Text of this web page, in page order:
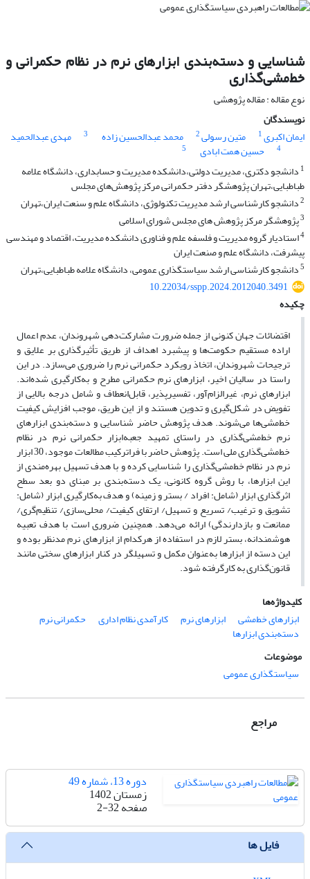
شناسایی و دسته‌بندی ابزارهای نرم در نظام حکمرانی و
خط‌مشی‌گذاری
نوع مقاله : مقاله پژوهشی
نویسندگان
ایمان اکبری1 متین رسولی2 محمد عبدالحسین زاده 3 مهدی عبدالحمید
4 حسین همت ابادی
5
1 دانشجو دکتری، مدیریت دولتی،دانشکده مدیریت و حسابداری، دانشگاه علامه
طباطبایی،تهران پژوهشگر دفتر حکمرانی مرکز پژوهش‌های مجلس
2دانشجو کارشناسی ارشد مدیریت تکنولوژی، دانشگاه علم و سنعت ایران،تهران
3پژوهشگر مرکز پژوهش های مجلس شورای اسلامی
4استادیار گروه مدیریت و فلسفه علم و فناوری دانشکده مدیریت، اقتصاد و مهندسی
پیشرفت، دانشگاه علم و صنعت ایران
5دانشجو کارشناسی ارشد سیاستگذاری عمومی، دانشگاه علامه طباطبایی،تهران
10.22034/sspp.2024.2012040.3491
چکیده
اقتضائات جهان کنونی از جمله ضرورت مشارکت‌دهی شهروندان، عدم اعمال
اراده مستقیم حکومت‌ها و پیشبرد اهداف از طریق تأثیرگذاری بر علایق و
ترجیحات شهروندان، اتخاذ رویکرد حکمرانی نرم را ضروری می‌سازد. در این
راستا در سالیان اخیر، ابزارهای نرم حکمرانی مطرح و به‌کارگیری شده‌اند.
ابزارهای نرم، غیرالزام‌آور، تفسیرپذیر، قابل‌انعطاف و شامل درجه بالایی از
تفویض در شکل‌گیری و تدوین هستند و از این طریق، موجب افزایش کیفیت
خط‌مشی‌ها می‌شوند. هدف پژوهش حاضر شناسایی و دسته‌بندی ابزارهای
نرم خط‌مشی‌گذاری در راستای تمهید جعبه‌ابزار حکمرانی نرم در نظام
خط‌مشی‌گذاری ملی است. پژوهش حاضر با فراترکیب مطالعات موجود، 30 ابزار
نرم در نظام خط‌مشی‌گذاری را شناسایی کرده و با هدف تسهیل بهره‌مندی از
این ابزارها، با روش گروه کانونی، یک دسته‌بندی بر مبنای دو بعد سطح
اثرگذاری ابزار (شامل: افراد / بستر و زمینه) و هدف به‌کارگیری ابزار (شامل:
تشویق و ترغیب/ تسریع و تسهیل/ ارتقای کیفیت/ محلی‌سازی/ تنظیم‌گری/
ممانعت و بازدارندگی) ارائه می‌دهد. همچنین ضروری است با هدف تعبیه
هوشمندانه، بستر لازم در استفاده از هرکدام از ابزارهای نرم مدنظر بوده و
این دسته از ابزارها به‌عنوان مکمل و تسهیلگر در کنار ابزارهای سختی مانند
قانون‌گذاری به کارگرفته شود.
کلیدواژه‌ها
ابزارهای خط‌مشی
ابزارهای نرم کارآمدی نظام اداری حکمرانی نرم
دسته‌بندی ابزارها
موضوعات
سیاستگذاری عمومی
مراجع
دوره 13، شماره 49
زمستان 1402
صفحه2-32
فایل ها